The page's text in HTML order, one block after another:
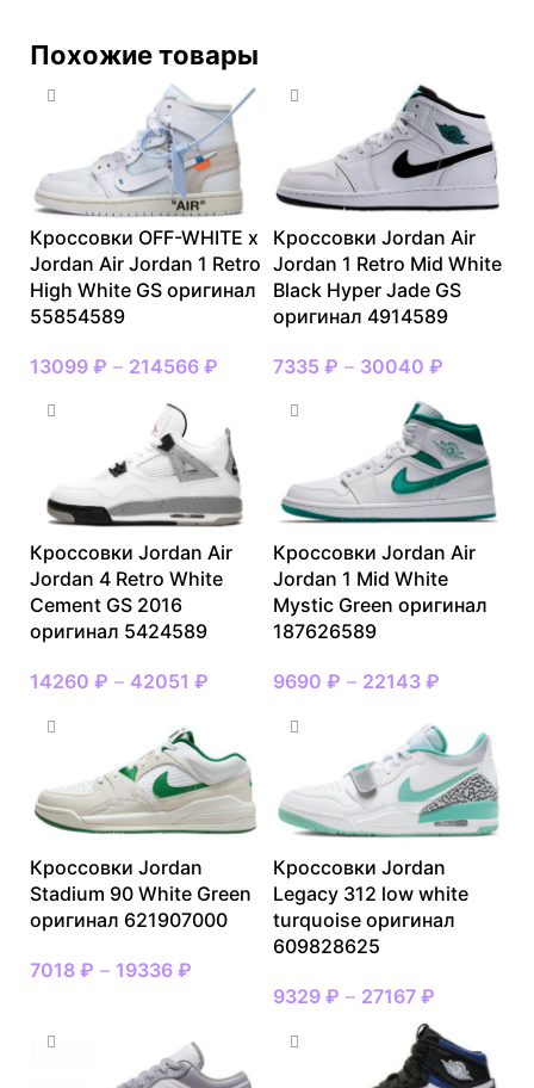
Похожие товары
Кроссовки OFF-WHITE x
Jordan Air Jordan 1 Retro
High White GS оригинал
55854589
13099 ₽ – 214566 ₽
Кроссовки Jordan Air
Jordan 1 Retro Mid White
Black Hyper Jade GS
оригинал 4914589
7335 ₽ – 30040 ₽
Кроссовки Jordan Air
Jordan 4 Retro White
Cement GS 2016
оригинал 5424589
14260 ₽ – 42051 ₽
Кроссовки Jordan Air
Jordan 1 Mid White
Mystic Green оригинал
187626589
9690 ₽ – 22143 ₽
Кроссовки Jordan
Stadium 90 White Green
оригинал 621907000
7018 ₽ – 19336 ₽
Кроссовки Jordan
Legacy 312 low white
turquoise оригинал
609828625
9329 ₽ – 27167 ₽